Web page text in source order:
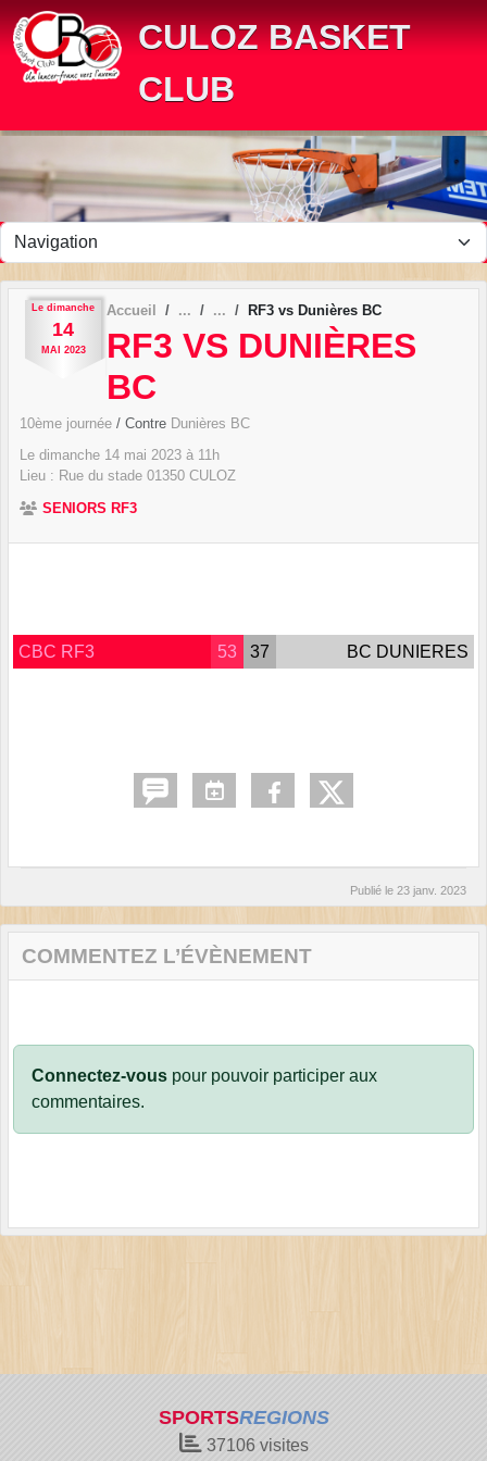
CULOZ BASKET
CLUB
Le dimanche
14
MAI 2023
Accueil RF3 vs Dunières BC
RF3 VS DUNIÈRES
BC
10ème journée / Contre Dunières BC
Le dimanche 14 mai 2023 à 11h
Lieu : Rue du stade 01350 CULOZ
SENIORS RF3
CBC RF3 53 37 BC DUNIERES
Publié le 23 janv. 2023
COMMENTEZ L’ÉVÈNEMENT
Connectez-vous pour pouvoir participer aux
commentaires.
SPORTSREGIONS
37106visites
Panneau de gestion des cookies